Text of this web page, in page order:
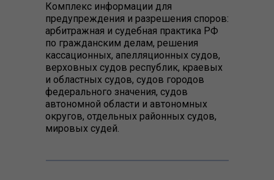
Комплекс информации для
предупреждения и разрешения споров:
арбитражная и судебная практика РФ
по гражданским делам, решения
кассационных, апелляционных судов,
верховных судов республик, краевых
и областных судов, судов городов
федерального значения, судов
автономной области и автономных
округов, отдельных районных судов,
мировых судей.